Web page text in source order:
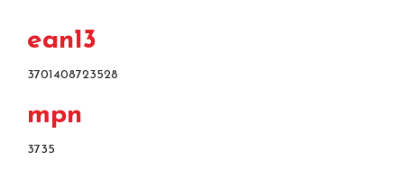
ean13
3701408723528
mpn
3735